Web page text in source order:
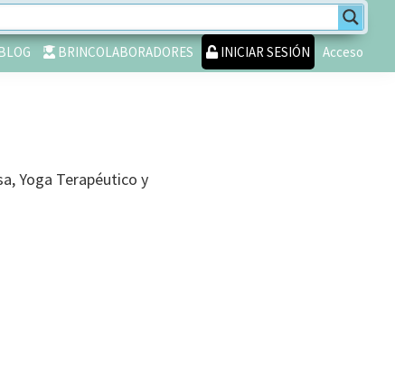
BRINCOLABORADORES INICIAR SESIÓN Acceso
Yoga Terapéutico y